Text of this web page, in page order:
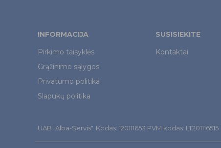
INFORMACIJA
Pirkimo taisyklės
Grąžinimo sąlygos
Privatumo politika
Slapukų politika
SUSISIEKITE
Kontaktai
UAB "Alba-Servis". Kodas: 120111653 PVM kodas: